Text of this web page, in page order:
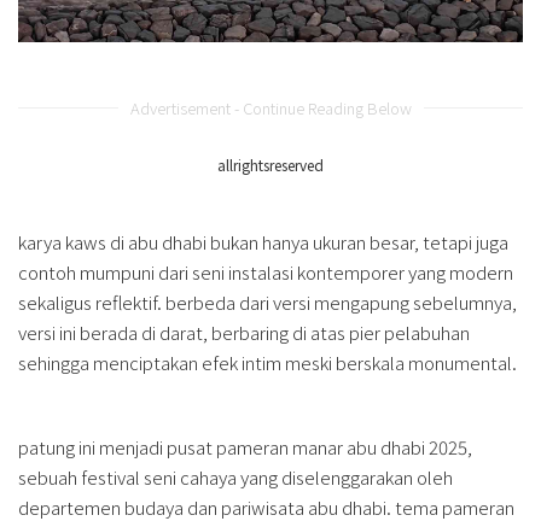
Advertisement - Continue Reading Below
allrightsreserved
karya kaws di abu dhabi bukan hanya ukuran besar, tetapi juga
contoh mumpuni dari seni instalasi kontemporer yang modern
sekaligus reflektif. berbeda dari versi mengapung sebelumnya,
versi ini berada di darat, berbaring di atas pier pelabuhan
sehingga menciptakan efek intim meski berskala monumental.
patung ini menjadi pusat pameran manar abu dhabi 2025,
sebuah festival seni cahaya yang diselenggarakan oleh
departemen budaya dan pariwisata abu dhabi. tema pameran